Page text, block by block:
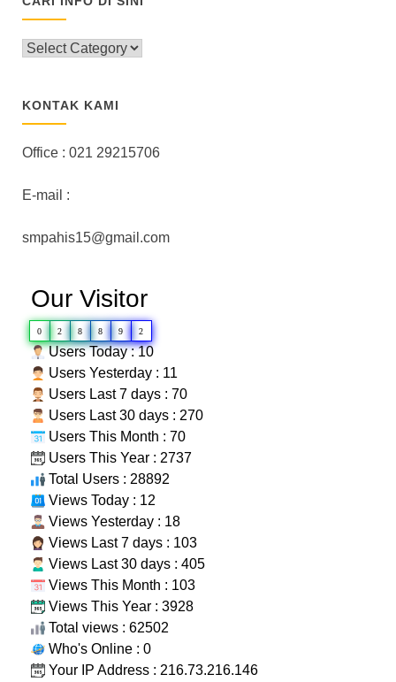
CARI
SINI
KONTAK KAMI
Office : 021 29215706
E-mail :
smpahis15@gmail.com
Our Visitor
0 2 8 8 9 2
Users Today : 10
Users Yesterday : 11
Users Last 7 days : 70
Users Last 30 days : 270
Users This Month : 70
Users This Year : 2737
Total Users : 28892
Views Today : 12
Views Yesterday : 18
Views Last 7 days : 103
Views Last 30 days : 405
Views This Month : 103
Views This Year : 3928
Total views : 62502
Who's Online : 0
Your IP Address : 216.73.216.146